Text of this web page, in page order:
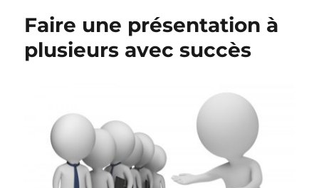
Faire une présentation à
plusieurs avec succès